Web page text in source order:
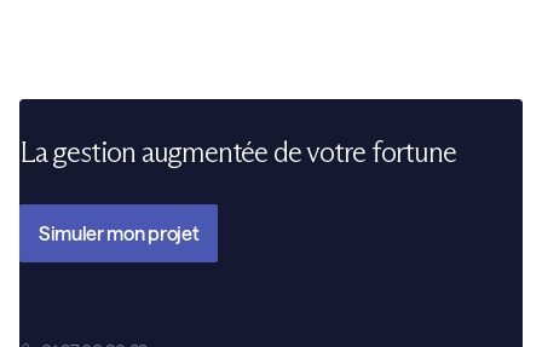
La gestion augmentée de votre fortune
Simuler mon projet